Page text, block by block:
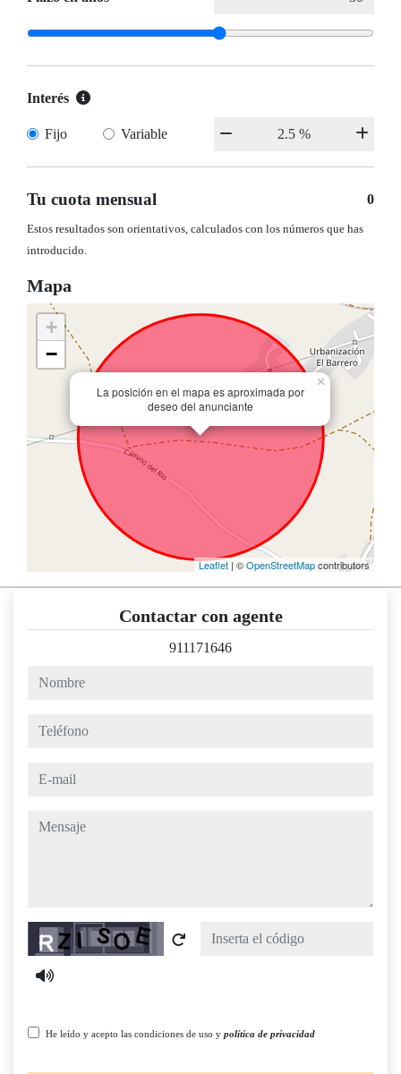
Interés
Fijo Variable
Tu cuota mensual 0
Estos resultados son orientativos, calculados con los números que has
introducido.
Mapa
La posición en el mapa es aproximada por
deseo del anunciante
×
+
−
Leaflet | ©OpenStreetMapcontributors
Contactar con agente
911171646
nombre
teléfono
e-mail
mensaje
Captcha
He leído y acepto las condiciones de uso y política de privacidad